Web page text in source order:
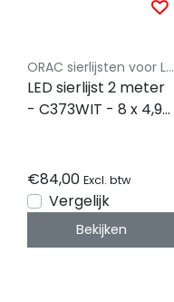
ORAC sierlijsten voor LED Strips
LED sierlijst 2 meter
- C373WIT - 8 x 4,9
€84,00 Excl. btw
Vergelijk
Bekijken